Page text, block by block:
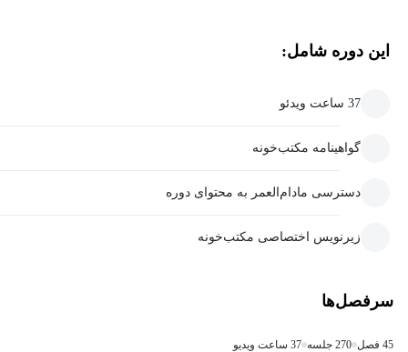
این دوره شامل:
37 ساعت ویدئو
گواهینامه مکتب‌خونه
دسترسی مادام‌العمر به محتوای دوره
زیرنویس اختصاصی مکتب‌خونه
سرفصل‌ها
45 فصل 270 جلسه 37 ساعت ویدیو